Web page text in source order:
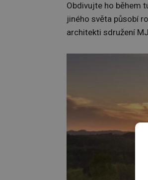
Obdivujte ho během
jiného světa působí
architekti sdružení